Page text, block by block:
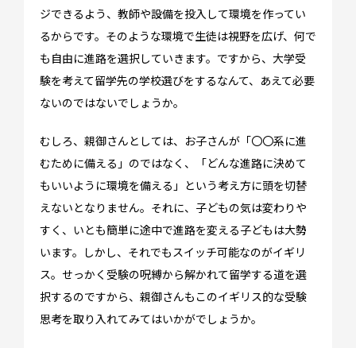
イベント情報
スタッフブログ
GTT通信
WO channel
卒業生・保護者の声
会社情報
アクセス
ジできるよう、教師や設備を投入して環境を作ってい
るからです。そのような環境で生徒は視野を広げ、何で
も自由に進路を選択していきます。ですから、大学受
験を考えて留学先の学校選びをするなんて、あえて必要
ないのではないでしょうか。
むしろ、親御さんとしては、お子さんが「〇〇系に進
むために備える」のではなく、「どんな進路に決めて
もいいように環境を備える」という考え方に頭を切替
えないとなりません。それに、子どもの気は変わりや
すく、いとも簡単に途中で進路を変える子どもは大勢
います。しかし、それでもスイッチ可能なのがイギリ
ス。せっかく受験の呪縛から解かれて留学する道を選
択するのですから、親御さんもこのイギリス的な受験
思考を取り入れてみてはいかがでしょうか。